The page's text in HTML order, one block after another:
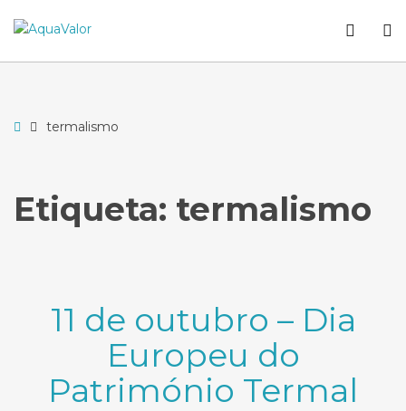
termalismo
Hometermalismo
Etiqueta: termalismo
11 de outubro – Dia
Europeu do
Património Termal